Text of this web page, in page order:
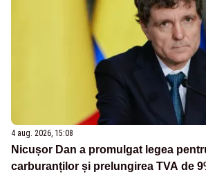
4 aug. 2026, 15:08
Nicușor Dan a promulgat legea
carburanților și prelungirea TVA de